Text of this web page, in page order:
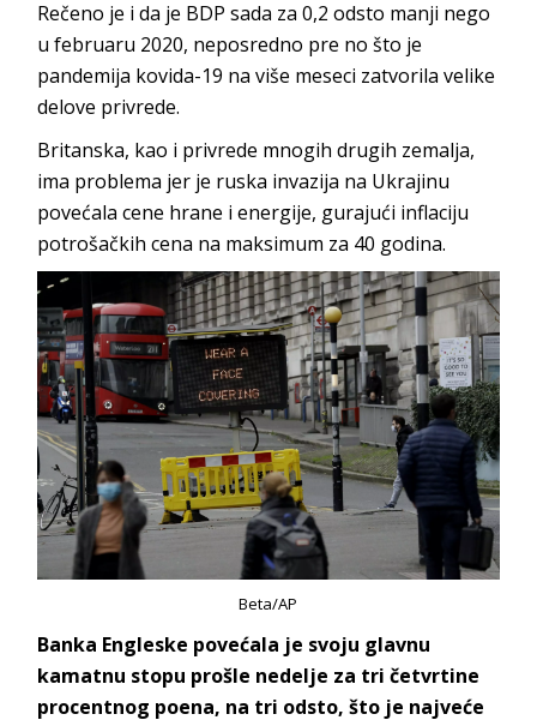
Rečeno je i da je BDP sada za 0,2 odsto manji nego
u februaru 2020, neposredno pre no što je
pandemija kovida-19 na više meseci zatvorila velike
delove privrede.
Britanska, kao i privrede mnogih drugih zemalja,
ima problema jer je ruska invazija na Ukrajinu
povećala cene hrane i energije, gurajući inflaciju
potrošačkih cena na maksimum za 40 godina.
Beta/AP
Banka Engleske povećala je svoju glavnu
kamatnu stopu prošle nedelje za tri četvrtine
procentnog poena, na tri odsto, što je najveće